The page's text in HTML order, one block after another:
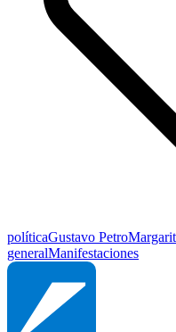
políticaGustavo Petro
generalManifestaciones